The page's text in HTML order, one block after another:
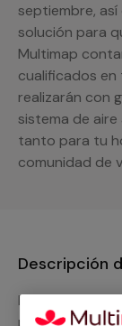
septiembre,
solución para
Multimap
cualificados en
realizarán con
sistema de
tanto para tu
comunidad de
Descripción
Nuestro
precios